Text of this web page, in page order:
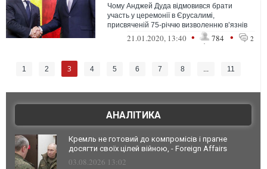
Чому Анджей Дуда відмовився брати
участь у церемонії в Єрусалимі,
присвяченій 75-річчю визволенню в’язнів
Освенцима, а Володимир Зеленський
21.01.2020, 13:40 • 784 • 2
1 2 3 4 5 6 7 8 ... 11
АНАЛІТИКА
Кремль не готовий до компромісів і прагне
досягти своїх цілей війною, - Foreign Affairs
03.08.2026 13:02